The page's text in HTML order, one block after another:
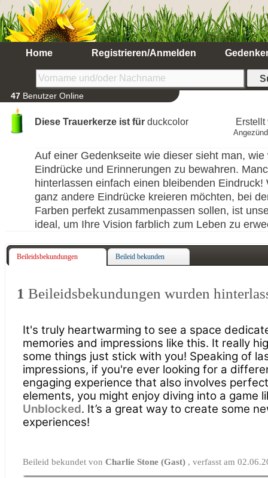
Home Registrieren/Anmelden
47 Benutzer Online
Diese Trauerkerze ist für duckcolor
Auf einer Gedenkseite wie dieser sieht man, wie
Eindrücke und Erinnerungen zu bewahren.
hinterlassen einfach einen bleibenden Eindruck!
ganz andere Eindrücke kreieren möchten, bei
Farben perfekt zusammenpassen sollen, ist
ideal, um Ihre Vision farblich zum Leben zu
Beileidsbekundungen Beileid bekunden
1 Beileidsbekundungen wurden
It's truly heartwarming to see a space
memories and impressions like this. It really
some things just stick with you! Speaking of
impressions, if you're ever looking for a
engaging experience that also involves
elements, you might enjoy diving into a game
Unblocked. It’s a great way to create some
experiences!
Beileid bekundet vonCharlie Stone (Gast) , verfasst am